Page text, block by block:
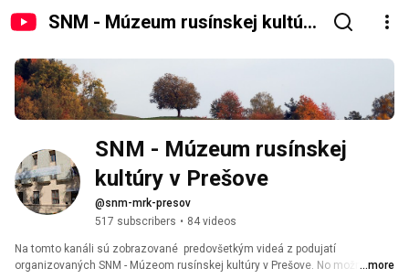
SNM - Múzeum rusínskej kultúry
SNM - Múzeum rusínskej
kultúry v Prešove
@snm-mrk-presov
517 subscribers • 84 videos
Na tomto kanáli sú zobrazované  predovšetkým videá z podujatí
organizovaných SNM - Múzeom rusínskej kultúry v Prešove. No možno tu
...more